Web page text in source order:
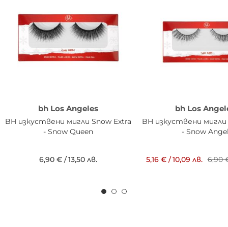
bh Los Angeles
BH изкуствени мигли Snow Extra
- Snow Queen
6,90 € /13,50 лв.
bh Los
BH изкуствени мигли
- Snow
5,16 €/10,09 лв. 6,90